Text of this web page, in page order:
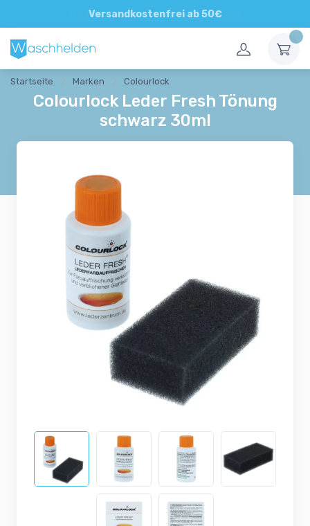
Versandkostenfrei ab 50€
Direkte und persönliche Beratung
Startseite Marken Colourlock
Colourlock Leder Fresh Tönung
schwarz 30ml